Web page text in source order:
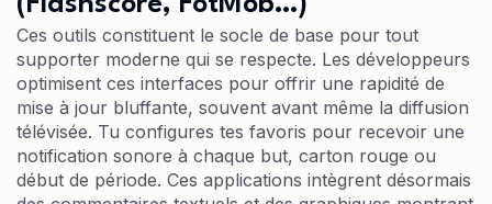
Ces outils constituent le socle de base pour tout
supporter moderne qui se respecte. Les développeurs
optimisent ces interfaces pour offrir une rapidité de
mise à jour bluffante, souvent avant même la diffusion
télévisée. Tu configures tes favoris pour recevoir une
notification sonore à chaque but, carton rouge ou
début de période. Ces applications intègrent désormais